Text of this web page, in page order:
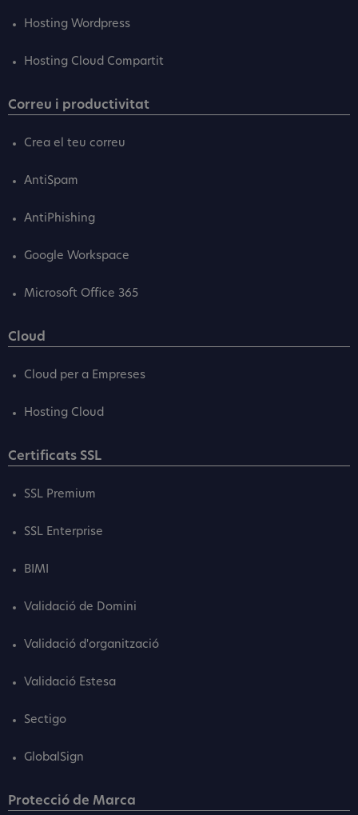
Hosting Wordpress
Hosting Cloud Compartit
Correu i productivitat
Crea el teu correu
AntiSpam
AntiPhishing
Google Workspace
Microsoft Office 365
Cloud
Cloud per a Empreses
Hosting Cloud
Certificats SSL
SSL Premium
SSL Enterprise
BIMI
Validació de Domini
Validació d'organització
Validació Estesa
Sectigo
GlobalSign
Protecció de Marca